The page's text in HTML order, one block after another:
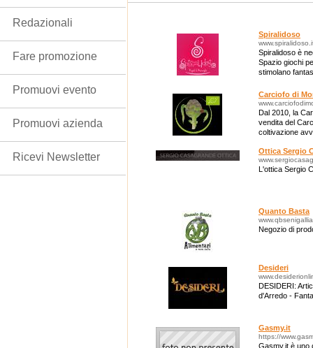
Spiralidoso
Spiralidoso è
Spazio giochi
stimolano
Carciofo di
Dal 2010, la
vendita del
coltivazione
Ottica Sergio
L'ottica Sergio
Quanto Basta
Negozio di
Desideri
DESIDERI:
d'Arredo -
Gasmy.it
https://
Gasmy.it è uno
Redazionali
Fare promozione
Promuovi evento
Promuovi azienda
Ricevi Newsletter